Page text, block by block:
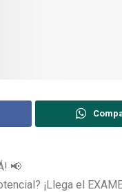
📢
¡Llega el